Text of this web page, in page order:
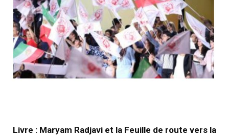
Livre : Maryam Radjavi et la Feuille de route vers la